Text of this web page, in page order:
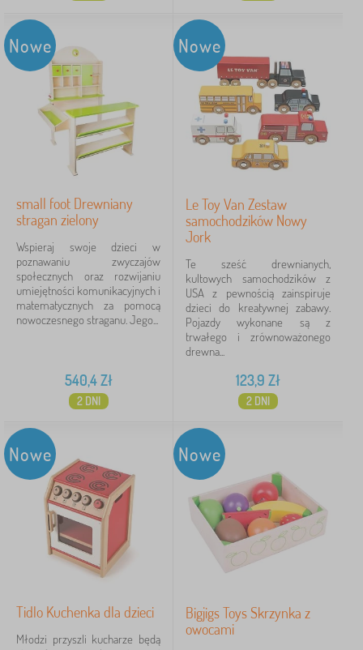
Nowe
small foot Drewniany
stragan zielony
Wspieraj swoje dzieci w
poznawaniu zwyczajów
społecznych oraz rozwijaniu
umiejętności komunikacyjnych i
matematycznych za pomocą
nowoczesnego straganu. Jego...
540,4Zł
2 DNI
Nowe
Le Toy Van Zestaw
samochodzików Nowy
Jork
Te sześć drewnianych,
kultowych samochodzików z
USA z pewnością zainspiruje
dzieci do kreatywnej zabawy.
Pojazdy wykonane są z
trwałego i zrównoważonego
drewna...
123,9 Zł
2 DNI
Nowe
Tidlo Kuchenka dla dzieci
Młodzi przyszli kucharze będą
Nowe
Bigjigs Toys Skrzynka z
owocami